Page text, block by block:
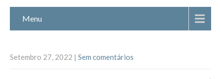
Menu
Setembro 27, 2022 | Sem comentários